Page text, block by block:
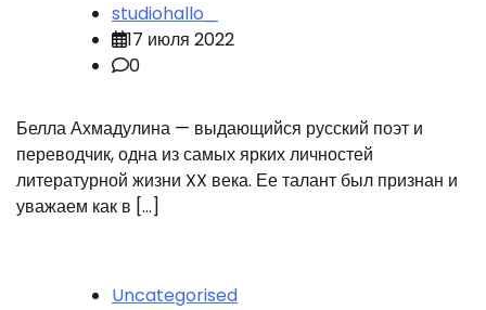
studiohallo_
17 июля 2022
0
Белла Ахмадулина — выдающийся русский поэт и
переводчик, одна из самых ярких личностей
литературной жизни XX века. Ее талант был признан и
уважаем как в […]
Uncategorised